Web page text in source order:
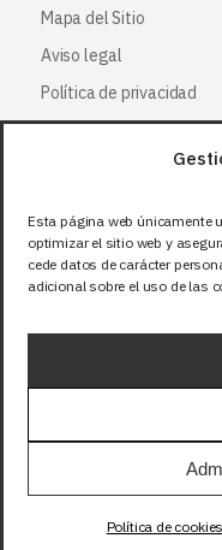
Esta página web únicamente
optimizar el sitio web y
cede datos de carácter
adicional sobre el uso de las
Política de
Mapa del Sitio
Aviso legal
Política de privacidad
Política de cookies
Síguenos
Facebook
X (Twitter)
Instagram
Precios sin IVA
aquellos